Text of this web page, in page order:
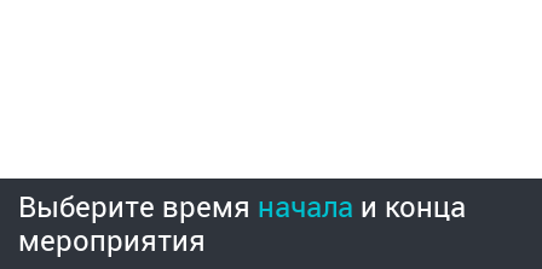
Выберите время начала и конца
мероприятия